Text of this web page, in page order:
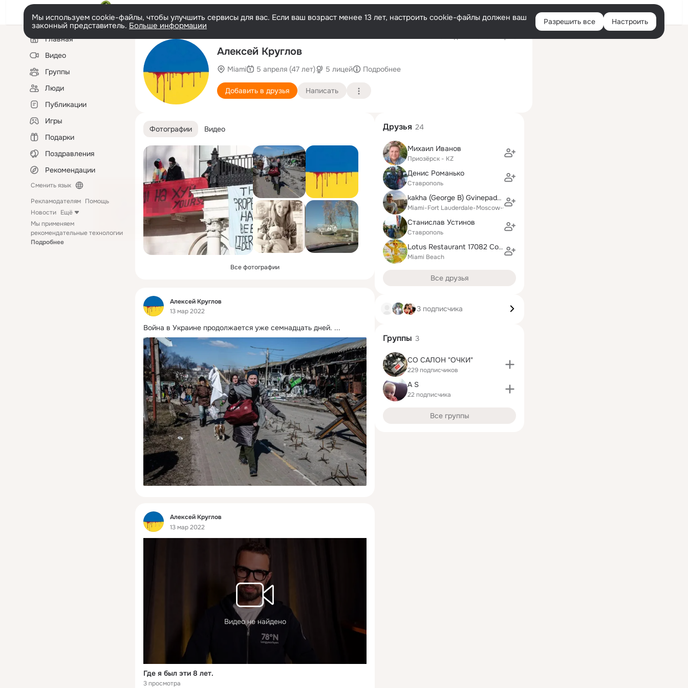
Войти
Мы используем cookie-файлы, чтобы улучшить сервисы для вас. Если ваш возраст менее 13 лет, настроить cookie-файлы должен ваш
законный представитель. Больше информации Разрешить все Настроить
Левая
колонкаГлавная
Видео
Группы
Люди
Публикации
Игры
Подарки
Поздравления
Рекомендации
Сменить язык
Рекламодателям Помощь
Новости Ещё
Мы применяем
рекомендательные технологии
Подробнее
Алексей Круглов
Miami 5 апреля (47 лет) 5 лицей Подробнее
Добавить в друзья Написать
Фотографии Видео
Все фотографии
Фид
Алексей Круглов
13 мар 2022
Война в Украине продолжается уже семнадцать дней. ...
Фид
Алексей Круглов
13 мар 2022
Видео не найдено
Где я был эти 8 лет.
3 просмотра
Друзья 24
Михаил Иванов
Приозёрск - KZ
Денис Романько
Ставрополь
kakha (George B) Gvinepadze-ღვინეფაძე
Miami-Fort Lauderdale-Moscow-Georgia
Станислав Устинов
Ставрополь
Lotus Restaurant 17082 Collins Ave
Miami Beach
Все друзья
3 подписчика
Группы 3
СО САЛОН "ОЧКИ"
229 подписчиков
A S
22 подписчика
Все группы